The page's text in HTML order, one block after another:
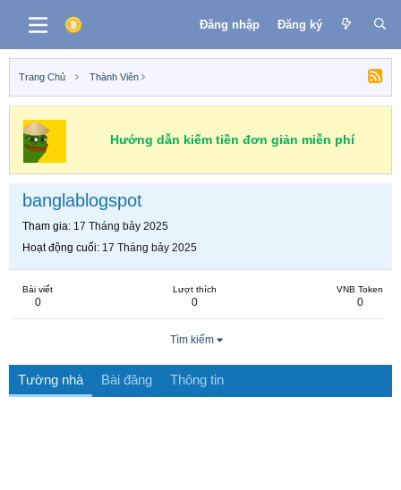
Đăng nhập Đăng ký
Trang Chủ Thành Viên
Hướng dẫn kiếm tiền đơn giản miễn phí
banglablogspot
Tham gia 17 Tháng bảy 2025
Hoạt động cuối 17 Tháng bảy 2025
Bài viết
0
Lượt thích
0
VNB Token
0
Tìm kiếm
Tường nhà Bài đăng Thông tin